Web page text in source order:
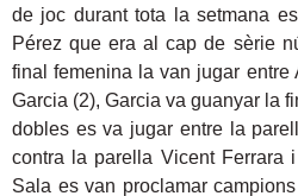
de joc durant tota la setmana
Pérez que era al cap de sèrie
final femenina la van jugar entre
Garcia (2), Garcia va guanyar la
dobles es va jugar entre la
contra la parella Vicent Ferrara
Sala es van proclamar